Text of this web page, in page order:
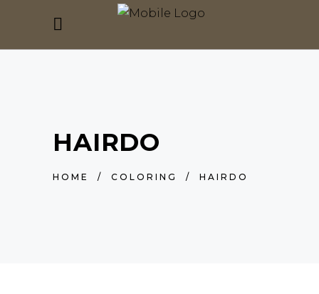
HAIRDO
HOME / COLORING / HAIRDO